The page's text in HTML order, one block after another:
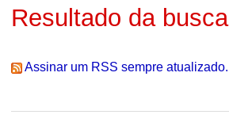
Resultado da busca
Assinar um RSS sempre atualizado.